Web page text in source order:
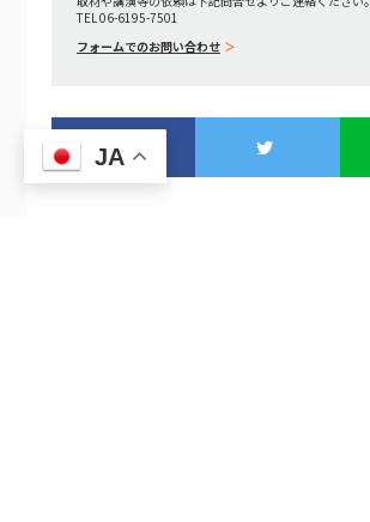
TEL 06-6195-7501
フォームでのお問い合わせ
JA